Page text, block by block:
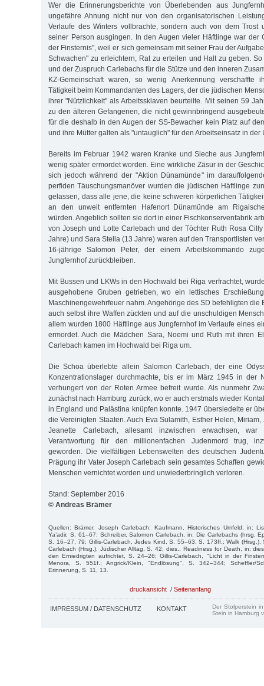
Wer die Erinnerungsberichte von Überlebenden aus
ungefähre Ahnung nicht nur von den organisatorischen
Verlaufe des Winters vollbrachte, sondern auch von dem Trost
seiner Person ausgingen. In den Augen vieler Häftlinge war der
der Finsternis", weil er sich gemeinsam mit seiner Frau der
Schwachen" zu erleichtern, Rat zu erteilen und Halt zu geben.
und der Zuspruch Carlebachs für die Stütze und den inneren
KZ-Gemeinschaft waren, so wenig Anerkennung verschaffte
Tätigkeit beim Kommandanten des Lagers, der die jüdischen
ihrer "Nützlichkeit" als Arbeitssklaven beurteilte. Mit seinen 59
zu den älteren Gefangenen, die nicht gewinnbringend
für die deshalb in den Augen der SS-Bewacher kein Platz auf
und ihre Mütter galten als "untauglich" für den Arbeitseinsatz in der
Bereits im Februar 1942 waren Kranke und Sieche aus
wenig später ermordet worden. Eine wirkliche Zäsur in der
sich jedoch während der "Aktion Dünamünde" im
perfiden Täuschungsmanöver wurden die jüdischen Häftlinge
gelassen, dass alle jene, die keine schweren körperlichen
an den unweit entfernten Hafenort Dünamünde am
würden. Angeblich sollten sie dort in einer Fischkonservenfabrik
von Joseph und Lotte Carlebach und der Töchter Ruth Rosa
Jahre) und Sara Stella (13 Jahre) waren auf den Transportlisten
16-jährige Salomon Peter, der einem Arbeitskommando
Jungfernhof zurückbleiben.
Mit Bussen und LKWs in den Hochwald bei Riga verfrachtet,
ausgehobene Gruben getrieben, wo ein lettisches
Maschinengewehrfeuer nahm. Angehörige des SD befehligten die
auch selbst ihre Waffen zückten und auf die unschuldigen
allem wurden 1800 Häftlinge aus Jungfernhof im Verlaufe eines
ermordet. Auch die Mädchen Sara, Noemi und Ruth mit ihren
Carlebach kamen im Hochwald bei Riga um.
Die Schoa überlebte allein Salomon Carlebach, der eine
Konzentrationslager durchmachte, bis er im März 1945 in der
verhungert von der Roten Armee befreit wurde. Als nunmehr
zunächst nach Hamburg zurück, wo er auch erstmals wieder
in England und Palästina knüpfen konnte. 1947 übersiedelte er
die Vereinigten Staaten. Auch Eva Sulamith, Esther Helen,
Jeanette Carlebach, allesamt inzwischen erwachsen,
Verantwortung für den millionenfachen Judenmord trug,
geworden. Die vielfältigen Lebenswelten des deutschen
Prägung ihr Vater Joseph Carlebach sein gesamtes Schaffen
Menschen vernichtet worden und unwiederbringlich verloren.
Stand: September 2016
© Andreas Brämer
Quellen: Brämer, Joseph Carlebach; Kaufmann, Historisches Umfeld, in:
Ya’adir, S. 61–67; Schreiber, Salomon Carlebach, in: Die Carlebachs (hrsg.
S. 16–27, 79; Gillis-Carlebach, Jedes Kind, S. 55–63, S. 173ff.; Walk (Hrsg.),
Carlebach (Hrsg.), Jüdischer Alltag, S. 42; dies., Readiness for Death, in:
den Erniedrigten aufrichtet, S. 24–26; Gillis-Carlebach, "Licht in der
Menora, S. 551f.; Angrick/Klein, "Endlösung", S. 342–344; Scheffler/
Erinnerung, S. 11, 13.
druckansicht / Seitenanfang
IMPRESSUM / DATENSCHUTZ KONTAKT
Der Stolperstein
Stein in Hamburg